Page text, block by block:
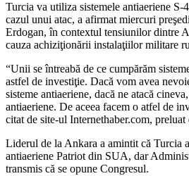
Turcia va utiliza sistemele antiaeriene S-
cazul unui atac, a afirmat miercuri
Erdogan, în contextul tensiunilor dintre
cauza achiziţionării instalaţiilor militare
“Unii se întreabă de ce cumpărăm
astfel de investiţie. Dacă vom avea
sisteme antiaeriene, dacă ne atacă
antiaeriene. De aceea facem o atfel de
citat de site-ul Internethaber.com,
Liderul de la Ankara a amintit că Turcia
antiaeriene Patriot din SUA, dar
transmis că se opune Congresul.